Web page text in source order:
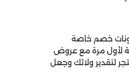
خصم خاصة
لأول مرة مع عروض
لتقدير ولائك وجعل